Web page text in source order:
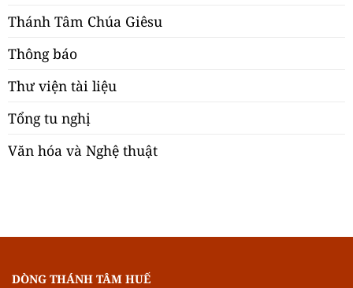
Thánh Tâm Chúa Giêsu
Thông báo
Thư viện tài liệu
Tổng tu nghị
Văn hóa và Nghệ thuật
DÒNG THÁNH TÂM HUẾ